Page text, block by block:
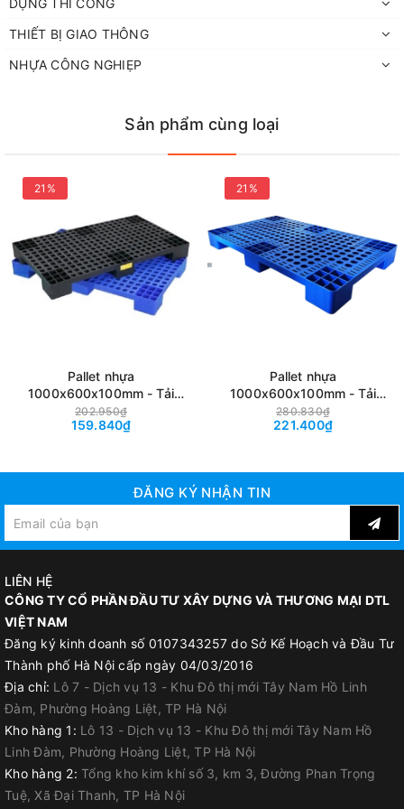
- Trọng lượng: 5.0kg ±5%
- Tải trọng tĩnh: 1,000kg
- Màu sắc: Xanh dương
Ưu điểm khi sử dụng pallet
nhựa
DỤNG THI CÔNG
THIẾT BỊ GIAO THÔNG
NHỰA CÔNG NGHIẸP
Sản phẩm cùng loại
21%
Pallet nhựa
1000x600x100mm - Tải
trọng 600Kg - Đen -
BPG100.060.OP04-3
202.950₫
159.840₫
21%
Pallet nhựa
1000x600x100mm - Tải
trọng 800Kg - Xanh dương -
BPG100.060.OP04-2
280.830₫
221.400₫
ĐĂNG KÝ NHẬN TIN
LIÊN HỆ
CÔNG TY CỔ PHẦN ĐẦU TƯ XÂY DỰNG VÀ THƯƠNG MẠI DTL
VIỆT NAM
Đăng ký kinh doanh số 0107343257 do Sở Kế Hoạch và Đầu Tư
Thành phố Hà Nội cấp ngày 04/03/2016
Địa chỉ: Lô 7 - Dịch vụ 13 - Khu Đô thị mới Tây Nam Hồ Linh
Đàm, Phường Hoàng Liệt, TP Hà Nội
Kho hàng 1: Lô 13 - Dịch vụ 13 - Khu Đô thị mới Tây Nam Hồ
Linh Đàm, Phường Hoàng Liệt, TP Hà Nội
Kho hàng 2: Tổng kho kim khí số 3, km 3, Đường Phan Trọng
Tuệ, Xã Đại Thanh, TP Hà Nội